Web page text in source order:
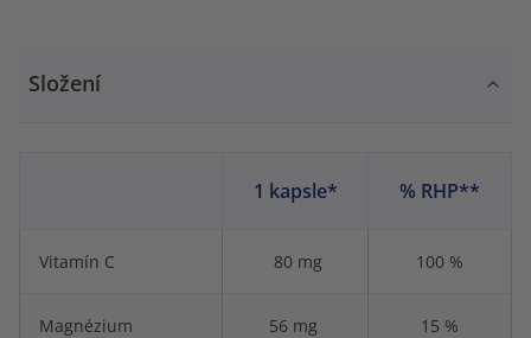
Složení
1 kapsle* % RHP**
Vitamín C 80 mg 100 %
Magnézium 56 mg 15 %